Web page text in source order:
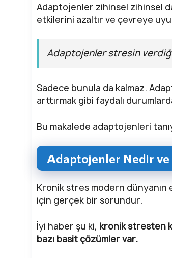
Adaptojenler zihinsel zihinsel
etkilerini azaltır ve çevreye
Adaptojenler stresin
Sadece bunula da kalmaz.
arttırmak gibi faydalı
Bu makalede adaptojenleri
Adaptojenler Nedir ve
Kronik stres modern dünyanın
için gerçek bir sorundur.
İyi haber şu ki, kronik stresten
bazı basit çözümler var.